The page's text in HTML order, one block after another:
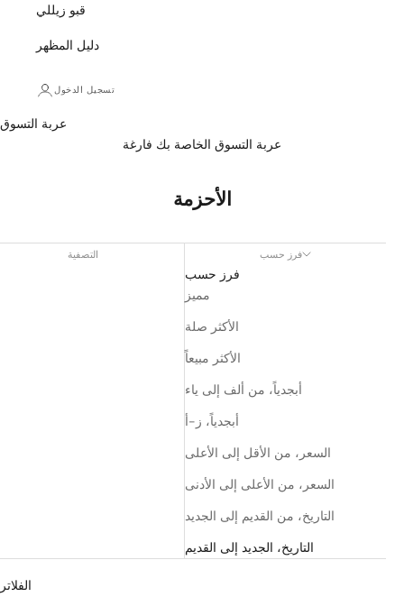
قبو زيللي
دليل المظهر
تسجيل الدخول
عربة التسوق
عربة التسوق الخاصة بك فارغة
الأحزمة
التصفية فرز حسب
فرز حسب
مميز
الأكثر صلة
الأكثر مبيعاً
أبجدياً، من ألف إلى ياء
أبجدياً، ز-أ
السعر، من الأقل إلى الأعلى
السعر، من الأعلى إلى الأدنى
التاريخ، من القديم إلى الجديد
التاريخ، الجديد إلى القديم
الفلاتر